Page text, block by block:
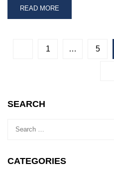
READ
MORE
AGRUPACIÓN
CONCERTO
HONRA
CECILIA
READ MORE
1 … 5
SEARCH
CATEGORIES